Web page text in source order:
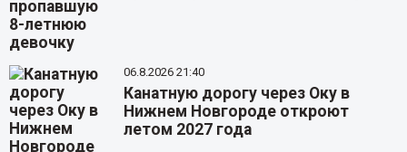
06.8.2026 21:40
Канатную дорогу через Оку в
Нижнем Новгороде откроют
летом 2027 года